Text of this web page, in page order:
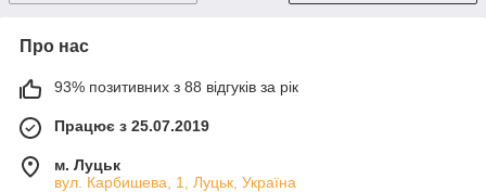
Про нас
93% позитивних з 88 відгуків за рік
Працює з 25.07.2019
м. Луцьк
вул. Карбишева, 1, Луцьк, Україна